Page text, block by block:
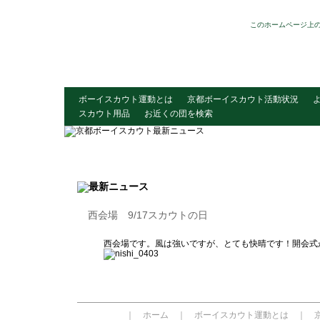
このホームページ上
ボーイスカウト運動とは 京都ボーイスカウト活動状況
スカウト用品
お近くの団を検索
西会場 9/17スカウトの日
西会場です。風は強いですが、とても快晴です！開会
ホーム ボーイスカウト運動とは